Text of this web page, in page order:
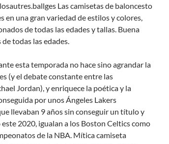
Las camisetas de baloncesto
en una gran variedad de estilos y colores,
de todas las edades y tallas. Buena
todas las edades.
esta temporada no hace sino agrandar la
(y el debate constante entre las
Jordan), y enriquece la poética y la
por unos Ángeles Lakers
llevaban 9 años sin conseguir un título y
2020, igualan a los Boston Celtics como
de la NBA. Mítica camiseta